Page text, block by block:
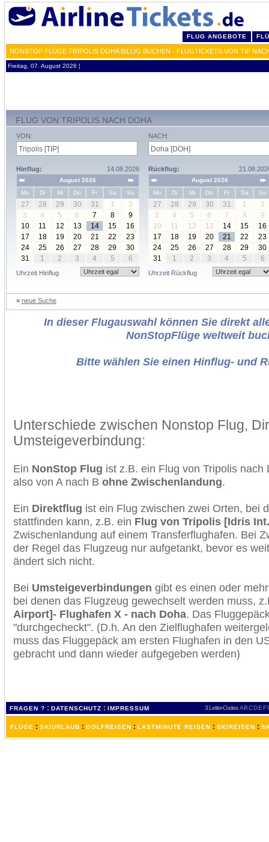
FLUG ANGEBOTE
NONSTOP FLÜGE TRIPOLIS DOHA BILLIG BUCHEN - FLUGTICKETS VON TIP
Freitag, 07. August 2026 ¦
FLUG VON TRIPOLIS NACH DOHA
VON:
Hinflug: 14.08.2026
August 2026
Mo
Di Mi Do Fr Sa So
27 28 29 30 31 1
2
3
4 5 6 7 8
9
10
11 12 13 14 15
16
17
18 19 20 21 22
23
24
25 26 27 28 29
30
31
1 2 3 4 5 6
Uhrzeit Hinflug
NACH:
Rückflug:
August 2026
Mo
Di Mi Do Fr Sa So
27 28 29 30 31 1
2
3
4 5 6 7 8
9
10
11 12 13 14 15
16
17
18 19 20 21 22
23
24
25 26 27 28 29
30
31
1 2 3 4 5 6
Uhrzeit Rückflug
» neue Suche
In dieser Flugauswahl können Sie direkt
NonStopFlüge weltweit
Bitte wählen Sie einen Hinflug- und
Unterschiede zwischen Nonstop Flug,
Umsteigeverbindung:
Ein NonStop Flug ist z.B. ein Flug von Tripolis
also von A nach B ohne Zwischenlandung.
Ein Direktflug ist ein Flug zwischen zwei Orten, bei
stattfinden kann, z.B. ein Flug von Tripolis [Idris
Zwischenlandung auf einem Transferflughafen. Bei
der Regel das Flugzeug nur aufgetankt, bevor es
ändert sich nicht.
Bei Umsteigeverbindungen gibt es einen oder
bei denen das Flugzeug gewechselt werden muss,
Airport]- Flughafen X - nach Doha. Das
"durchgecheckt". (D.h. An den Zielflughafen
muss das Fluggepäck am ersten Flughafen in den
gebracht und dann wieder aufgegeben werden)
FRAGEN ? : DATENSCHUTZ : IMPRESSUM 3 Letter-Codes ABCDEF
FLÜGE : SKIURLAUB : GOLFREISEN : LASTMINUTE REISEN : SKIREISEN :